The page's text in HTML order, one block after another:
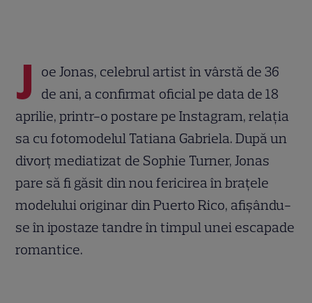
J
oe Jonas, celebrul artist în vârstă de 36
de ani, a confirmat oficial pe data de 18
aprilie, printr-o postare pe Instagram, relația
sa cu fotomodelul Tatiana Gabriela. După un
divorț mediatizat de Sophie Turner, Jonas
pare să fi găsit din nou fericirea în brațele
modelului originar din Puerto Rico, afișându-
se în ipostaze tandre în timpul unei escapade
romantice.